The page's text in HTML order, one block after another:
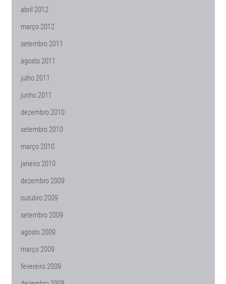
abril 2012
março 2012
setembro 2011
agosto 2011
julho 2011
junho 2011
dezembro 2010
setembro 2010
março 2010
janeiro 2010
dezembro 2009
outubro 2009
setembro 2009
agosto 2009
março 2009
fevereiro 2009